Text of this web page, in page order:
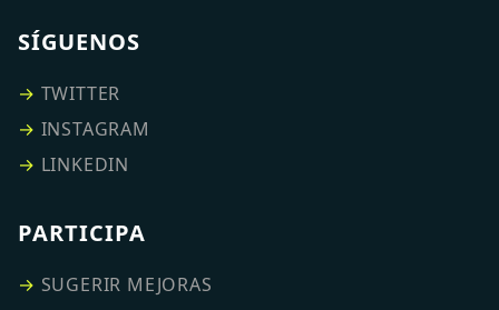
SÍGUENOS
→ TWITTER
→ INSTAGRAM
→ LINKEDIN
PARTICIPA
→ SUGERIR MEJORAS